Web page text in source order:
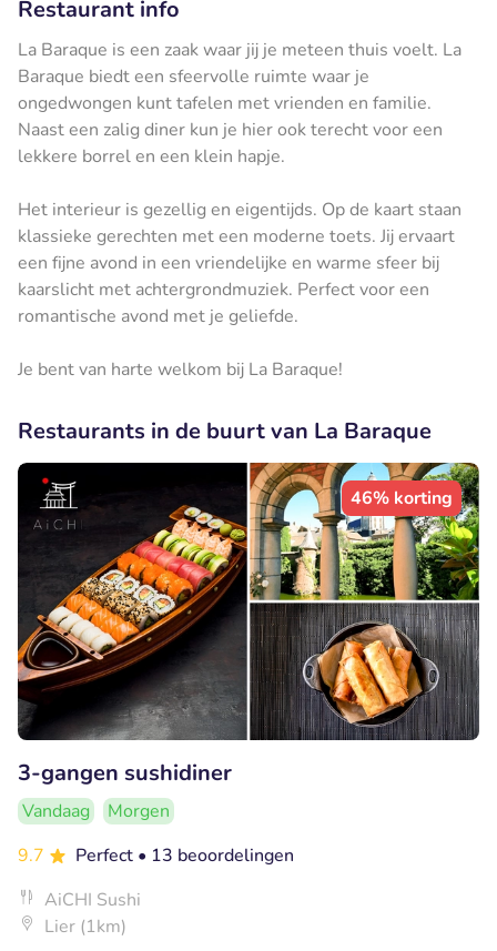
Restaurant info
La Baraque is een zaak waar jij je meteen thuis voelt. La
Baraque biedt een sfeervolle ruimte waar je
ongedwongen kunt tafelen met vrienden en familie.
Naast een zalig diner kun je hier ook terecht voor een
lekkere borrel en een klein hapje.
Het interieur is gezellig en eigentijds. Op de kaart staan
klassieke gerechten met een moderne toets. Jij ervaart
een fijne avond in een vriendelijke en warme sfeer bij
kaarslicht met achtergrondmuziek. Perfect voor een
romantische avond met je geliefde.
Je bent van harte welkom bij La Baraque!
Restaurants in de buurt van La Baraque
46% korting
3-gangen sushidiner
Vandaag
Morgen
9.7
Perfect • 13 beoordelingen
AiCHI Sushi
Lier (1km)